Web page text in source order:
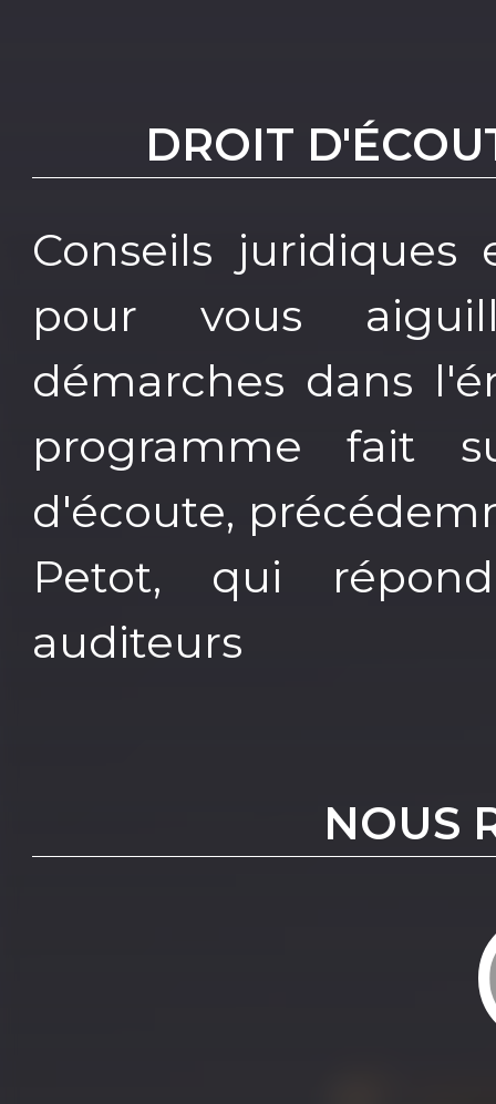
DROIT
Conseils juridiques
pour vous
démarches dans
programme fait
d'écoute,
Petot, qui
auditeurs
NOUS